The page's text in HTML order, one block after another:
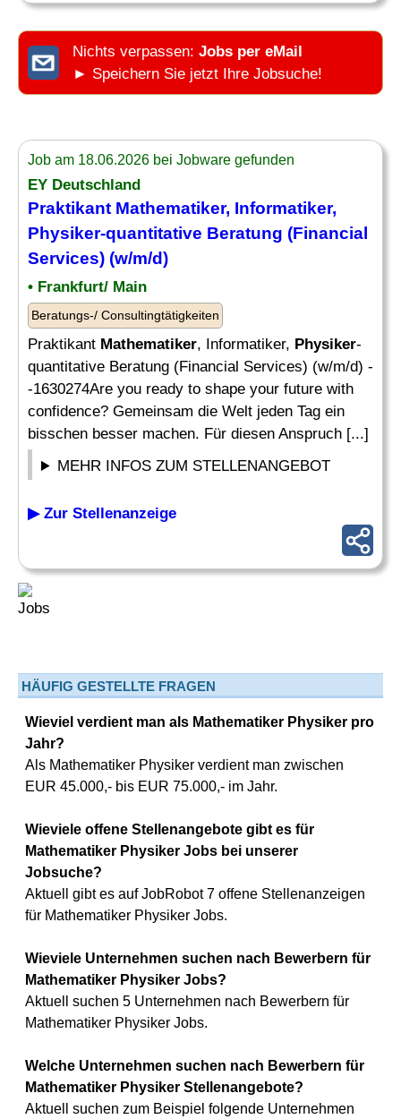
Nichts verpassen: Jobs per eMail
► Speichern Sie jetzt Ihre Jobsuche!
Job am 18.06.2026 bei Jobware gefunden
EY Deutschland
Praktikant Mathematiker, Informatiker,
Physiker-quantitative Beratung (Financial
Services) (w/m/d)
• Frankfurt/ Main
Beratungs-/ Consultingtätigkeiten
Praktikant Mathematiker, Informatiker, Physiker-
quantitative Beratung (Financial Services) (w/m/d) -
-1630274Are you ready to shape your future with
confidence? Gemeinsam die Welt jeden Tag ein
bisschen besser machen. Für diesen Anspruch [...]
MEHR INFOS ZUM STELLENANGEBOT
▶ Zur Stellenanzeige
HÄUFIG GESTELLTE FRAGEN
Wieviel verdient man als Mathematiker Physiker pro
Jahr?
Als Mathematiker Physiker verdient man zwischen
EUR 45.000,- bis EUR 75.000,- im Jahr.
Wieviele offene Stellenangebote gibt es für
Mathematiker Physiker Jobs bei unserer
Jobsuche?
Aktuell gibt es auf JobRobot 7 offene Stellenanzeigen
für Mathematiker Physiker Jobs.
Wieviele Unternehmen suchen nach Bewerbern für
Mathematiker Physiker Jobs?
Aktuell suchen 5 Unternehmen nach Bewerbern für
Mathematiker Physiker Jobs.
Welche Unternehmen suchen nach Bewerbern für
Mathematiker Physiker Stellenangebote?
Aktuell suchen zum Beispiel folgende Unternehmen